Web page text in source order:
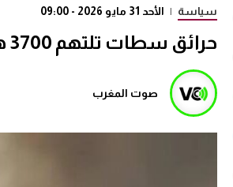
سياسة | الأحد 31 مايو 2026 - 09:00
حرائق سطات تلتهم 3700 هكتار وخسائر جسيمة تستنفر وزارة الفلاحة
صوت المغرب